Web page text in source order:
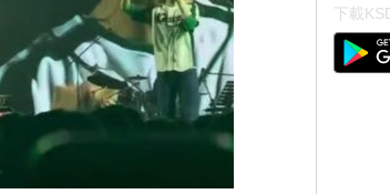
下載